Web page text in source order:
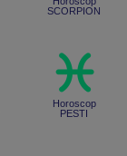
SCORPION
Horoscop
PESTI